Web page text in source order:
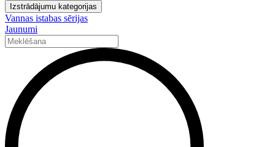
Izstrādājumu kategorijas
Vannas istabas sērijas
Jaunumi